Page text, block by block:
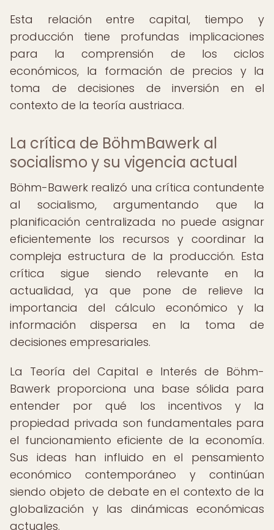
Esta relación entre capital, tiempo y
producción tiene profundas implicaciones
para la comprensión de los ciclos
económicos, la formación de precios y la
toma de decisiones de inversión en el
contexto de la teoría austriaca.
La crítica de BöhmBawerk al
socialismo y su vigencia actual
Böhm-Bawerk realizó una crítica contundente
al socialismo, argumentando que la
planificación centralizada no puede asignar
eficientemente los recursos y coordinar la
compleja estructura de la producción. Esta
crítica sigue siendo relevante en la
actualidad, ya que pone de relieve la
importancia del cálculo económico y la
información dispersa en la toma de
decisiones empresariales.
La Teoría del Capital e Interés de Böhm-
Bawerk proporciona una base sólida para
entender por qué los incentivos y la
propiedad privada son fundamentales para
el funcionamiento eficiente de la economía.
Sus ideas han influido en el pensamiento
económico contemporáneo y continúan
siendo objeto de debate en el contexto de la
globalización y las dinámicas económicas
actuales.